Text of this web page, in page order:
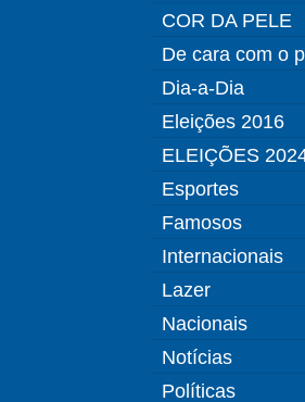
COR DA PELE
De cara com o
Dia-a-Dia
Eleições 2016
ELEIÇÕES
Esportes
Famosos
Internacionais
Lazer
Nacionais
Notícias
Políticas